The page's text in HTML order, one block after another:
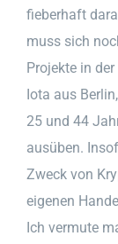
fieberhaft
muss sich
Projekte in
Iota aus
25 und 44
ausüben.
Zweck von
eigenen
Ich vermute